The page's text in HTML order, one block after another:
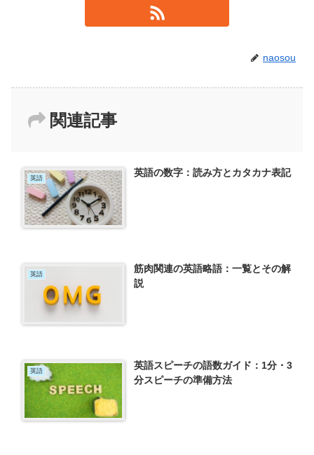
naosou
関連記事
英語 英語の数字：読み方とカタカナ表記
英語
筋肉関連の英語略語：一覧とその解
説
英語
英語スピーチの語数ガイド：1分・3
分スピーチの準備方法